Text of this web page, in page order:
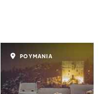
ΡΟΥΜΑΝΙΑ